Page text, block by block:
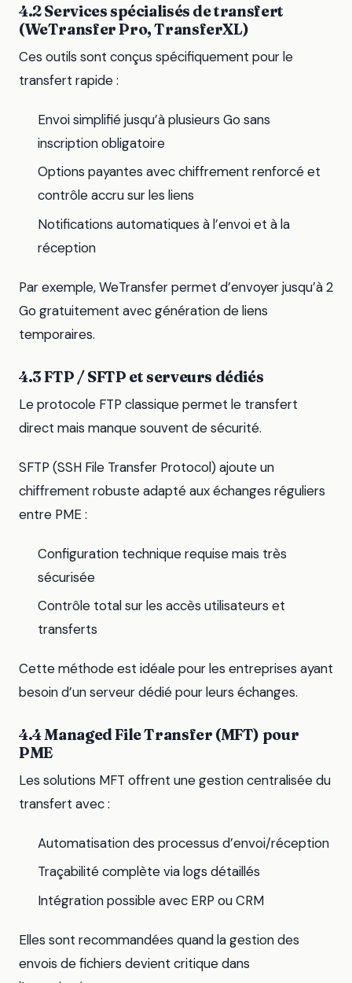
4.2 Services spécialisés de transfert
(WeTransfer Pro, TransferXL)
Ces outils sont conçus spécifiquement pour le
transfert rapide :
Envoi simplifié jusqu’à plusieurs Go sans
inscription obligatoire
Options payantes avec chiffrement renforcé et
contrôle accru sur les liens
Notifications automatiques à l’envoi et à la
réception
Par exemple, WeTransfer permet d’envoyer jusqu’à 2
Go gratuitement avec génération de liens
temporaires.
4.3 FTP / SFTP et serveurs dédiés
Le protocole FTP classique permet le transfert
direct mais manque souvent de sécurité.
SFTP (SSH File Transfer Protocol) ajoute un
chiffrement robuste adapté aux échanges réguliers
entre PME :
Configuration technique requise mais très
sécurisée
Contrôle total sur les accès utilisateurs et
transferts
Cette méthode est idéale pour les entreprises ayant
besoin d’un serveur dédié pour leurs échanges.
4.4 Managed File Transfer (MFT) pour
PME
Les solutions MFT offrent une gestion centralisée du
transfert avec :
Automatisation des processus d’envoi/réception
Traçabilité complète via logs détaillés
Intégration possible avec ERP ou CRM
Elles sont recommandées quand la gestion des
envois de fichiers devient critique dans